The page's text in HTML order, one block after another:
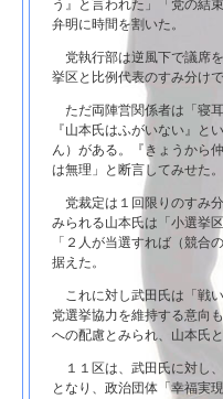
う』と言われた」「党の結
弁明に時間を割いた。
党執行部は逆風下で議席
挙区と比例代表のすみ分け
ただ両陣営関係者は「寝
『山本氏はふがいない』と
ん）がある。『きょうから
は無理」と断言してみせた。
党裁定は１回限りのすみ
みられる山本氏は「小選挙
「２人が当選すれば（競合
据えた。
これに対し武田氏は「戦
党選挙協力を維持する意向
への配慮とみられ、山本氏
１１区は、武田氏に対し
となり、政治団体「幸福実